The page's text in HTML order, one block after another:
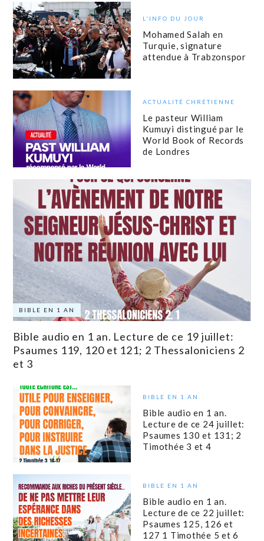
L'INFO DU JOUR
Mohamed Salah en
Turquie, signature
attendue à Trabzonspor
ACTUALITÉ CHRÉTIENNE
Le pasteur William
Kumuyi distingué par le
World Book of Records
de Londres
BIBLE EN 1 AN
Bible audio en 1 an. Lecture de ce 19 juillet:
Psaumes 119, 120 et 121; 2 Thessaloniciens 2
et 3
BIBLE EN 1 AN
Bible audio en 1 an.
Lecture de ce 24 juillet:
Psaumes 130 et 131; 2
Timothée 3 et 4
BIBLE EN 1 AN
Bible audio en 1 an.
Lecture de ce 22 juillet:
Psaumes 125, 126 et
127 1 Timothée 5 et 6